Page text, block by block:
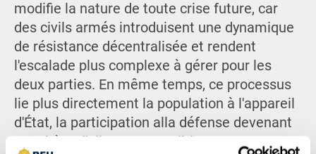
modifie la nature de toute crise future, car
des civils armés introduisent une dynamique
de résistance décentralisée et rendent
l'escalade plus complexe à gérer pour les
deux parties. En même temps, ce processus
lie plus directement la population à l'appareil
d'État, la participation alla défense devenant
un critère d'alignement politique.